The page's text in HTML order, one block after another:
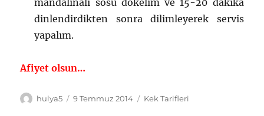
dinlendirdikten sonra dilimleyerek servis
yapalım.
Afiyet olsun…
Yazar
hulya5
Yayın
9 Temmuz 2014 Kategoriler
Kek Tarifleri